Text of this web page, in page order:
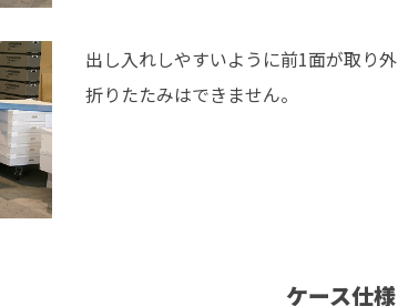
出し入れしやすいように前1面が取り外
折りたたみはできません。
ケース仕様